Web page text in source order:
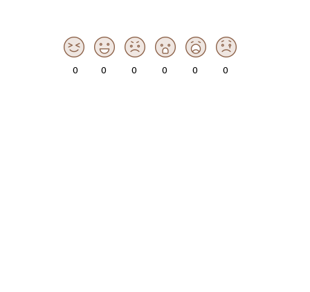
0 0 0 0 0 0